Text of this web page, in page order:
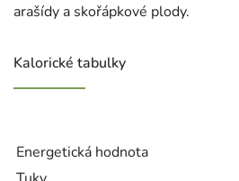
arašídy a skořápkové plody.
Kalorické tabulky
Energetická hodnota